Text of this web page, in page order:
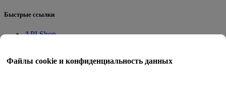
Файлы cookie и конфиденциальность данных
Быстрые ссылки
API Shop
Квант Трейд